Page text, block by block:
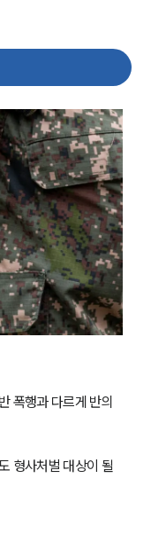
폭행과 다르게 반의
형사처벌 대상이 될